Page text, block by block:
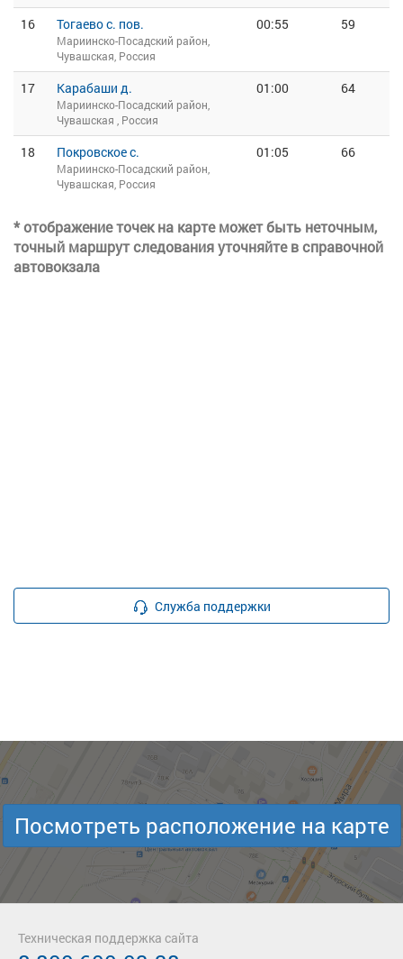
16 Тогаево с. пов.
Мариинско-Посадский район,
Чувашская, Россия
00:55 59
17 Карабаши д.
Мариинско-Посадский район,
Чувашская , Россия
01:00 64
18 Покровское с.
Мариинско-Посадский район,
Чувашская, Россия
01:05 66
* отображение точек на карте может быть неточным,
точный маршрут следования уточняйте в справочной
автовокзала
Служба поддержки
Посмотреть расположение на карте
Техническая поддержка сайта